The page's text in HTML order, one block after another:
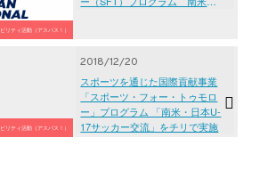
リティ活動（アスパス！）
リティ活動（アスパス！）
2018/12/20
スポーツを通じた国際貢献事業
「スポーツ・フォー・トゥモロ
ー」プログラム 「南米・日本U-
17サッカー交流」をチリで実施